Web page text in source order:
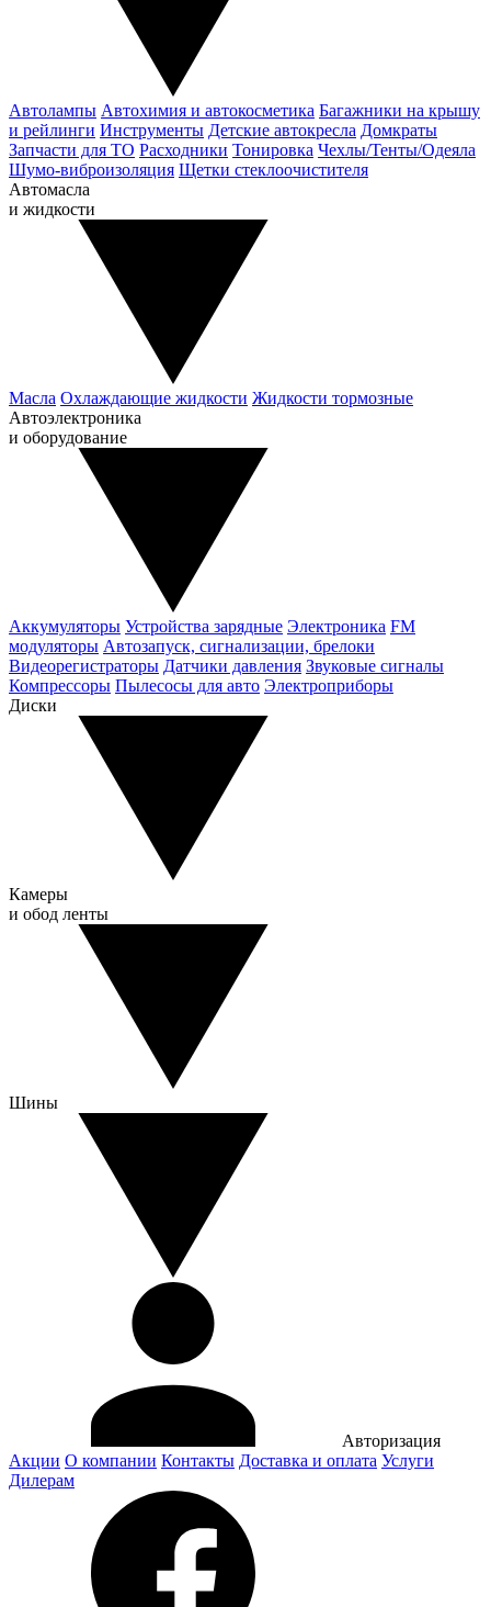
Автолампы Автохимия и автокосметика Багажники на крышу
и рейлинги Инструменты Детские автокресла Домкраты
Запчасти для ТО Расходники Тонировка Чехлы/Тенты/Одеяла
Шумо-виброизоляция Щетки стеклоочистителя
Автомасла
и жидкости
Масла Охлаждающие жидкости Жидкости тормозные
Автоэлектроника
и оборудование
Аккумуляторы Устройства зарядные Электроника FM
модуляторы Автозапуск, сигнализации, брелоки
Видеорегистраторы Датчики давления Звуковые сигналы
Компрессоры Пылесосы для авто Электроприборы
Диски
Камеры
и обод ленты
Шины
Авторизация
Акции О компании Контакты Доставка и оплата Услуги
Дилерам